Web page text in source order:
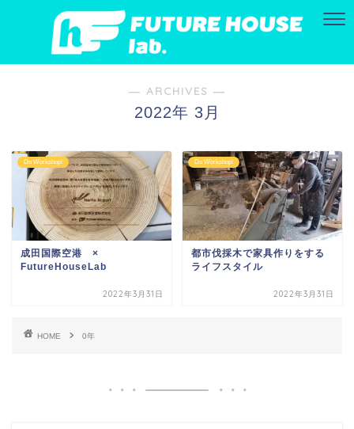
― ARCHIVES ―
2022年 3月
Do Workshop!
成田国際空港 ×
FutureHouseLab
2022年3月31日
Do Workshop!
都市伐採木で家具作りをする
ライフスタイル
2022年3月31日
HOME 0年